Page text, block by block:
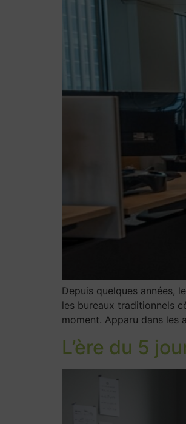
Depuis quelques années,
les bureaux traditionnels
moment. Apparu dans les
L’ère du 5